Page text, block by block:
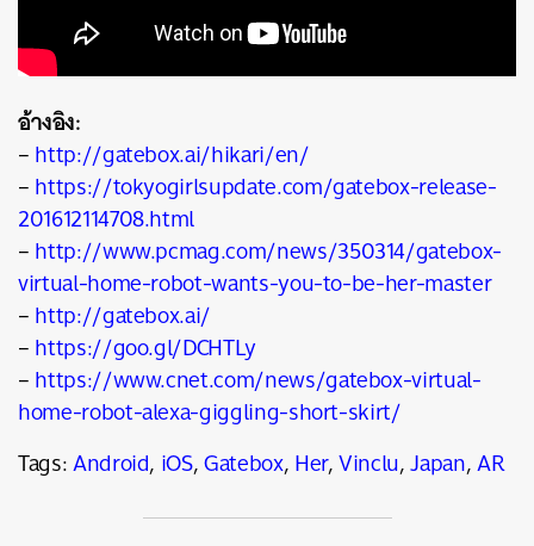
อ้างอิง:
–http://gatebox.ai/hikari/en/
–https://tokyogirlsupdate.com/gatebox-release-
201612114708.html
–http://www.pcmag.com/news/350314/gatebox-
virtual-home-robot-wants-you-to-be-her-master
–http://gatebox.ai/
–https://goo.gl/DCHTLy
–https://www.cnet.com/news/gatebox-virtual-
home-robot-alexa-giggling-short-skirt/
Tags:Android, iOS,Gatebox,Her,Vinclu,Japan,AR